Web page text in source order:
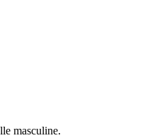
masculine.